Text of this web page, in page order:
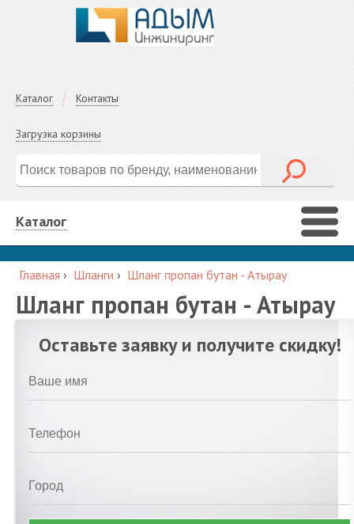
Каталог Контакты
Загрузка корзины
Каталог
Главная › Шланги › Шланг пропан бутан - Атырау
Шланг пропан бутан - Атырау
Оставьте заявку и получите скидку!